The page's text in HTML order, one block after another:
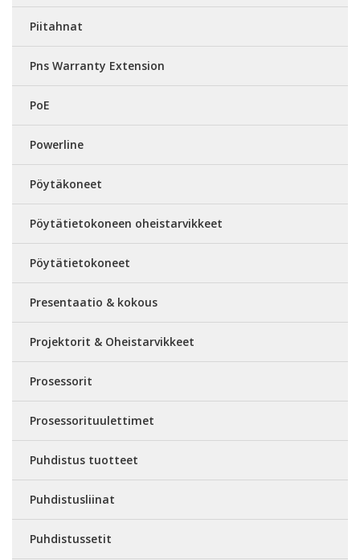
Piitahnat
Pns Warranty Extension
PoE
Powerline
Pöytäkoneet
Pöytätietokoneen oheistarvikkeet
Pöytätietokoneet
Presentaatio & kokous
Projektorit & Oheistarvikkeet
Prosessorit
Prosessorituulettimet
Puhdistus tuotteet
Puhdistusliinat
Puhdistussetit